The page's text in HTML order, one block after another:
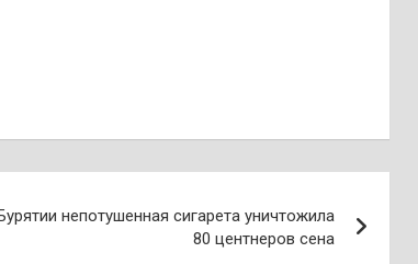
непотушенная сигарета уничтожила
80 центнеров сена